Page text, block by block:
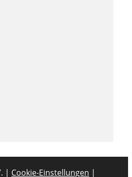
| Cookie-Einstellungen |